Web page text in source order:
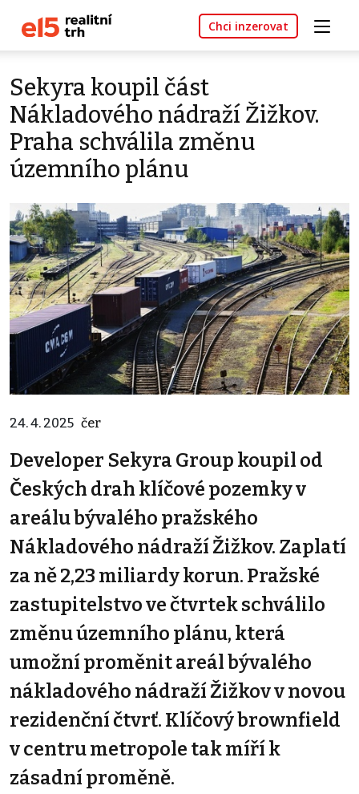
Chci inzerovat
Sekyra koupil část
Nákladového nádraží Žižkov.
Praha schválila změnu
územního plánu
24. 4. 2025 čer
Developer Sekyra Group koupil od
Českých drah klíčové pozemky v
areálu bývalého pražského
Nákladového nádraží Žižkov. Zaplatí
za ně 2,23 miliardy korun. Pražské
zastupitelstvo ve čtvrtek schválilo
změnu územního plánu, která
umožní proměnit areál bývalého
nákladového nádraží Žižkov v novou
rezidenční čtvrť. Klíčový brownfield
v centru metropole tak míří k
zásadní proměně.